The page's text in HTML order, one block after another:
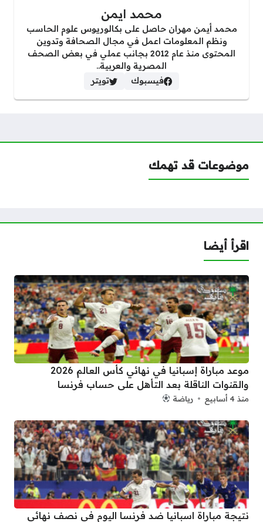
محمد ايمن
محمد أيمن مهران حاصل على بكالوريوس علوم الحاسب
ونظم المعلومات اعمل في مجال الصحافة وتدوين
المحتوى منذ عام 2012 بجانب عملي في بعض الصحف
المصرية والعربية..
فيسبوك
تويتر
موضوعات قد تهمك
اقرأ أيضا
موعد مباراة إسبانيا في نهائي كأس العالم 2026
والقنوات الناقلة بعد التأهل على حساب فرنسا
منذ 4 أسابيع رياضة
نتيجة مباراة اسبانيا ضد فرنسا اليوم في نصف نهائي